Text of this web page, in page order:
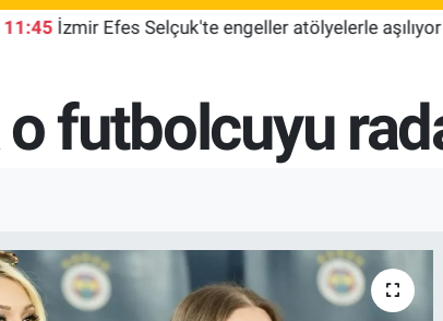
İzmir Efes Selçuk'te engeller atölyelerle aşılıyor
futbolcuyu